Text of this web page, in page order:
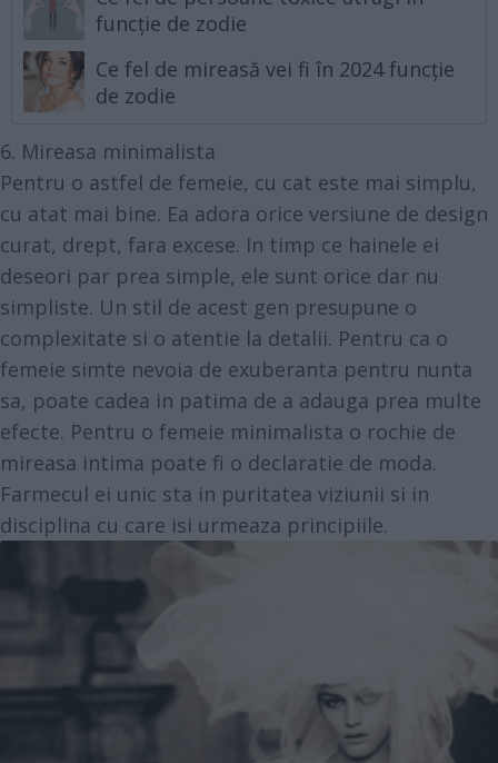
funcție de zodie
Ce fel de mireasă vei fi în 2024 funcție
de zodie
6. Mireasa minimalista
Pentru o astfel de femeie, cu cat este mai simplu,
cu atat mai bine. Ea adora orice versiune de design
curat, drept, fara excese. In timp ce hainele ei
deseori par prea simple, ele sunt orice dar nu
simpliste. Un stil de acest gen presupune o
complexitate si o atentie la detalii. Pentru ca o
femeie simte nevoia de exuberanta pentru nunta
sa, poate cadea in patima de a adauga prea multe
efecte. Pentru o femeie minimalista o rochie de
mireasa intima poate fi o declaratie de moda.
Farmecul ei unic sta in puritatea viziunii si in
disciplina cu care isi urmeaza principiile.